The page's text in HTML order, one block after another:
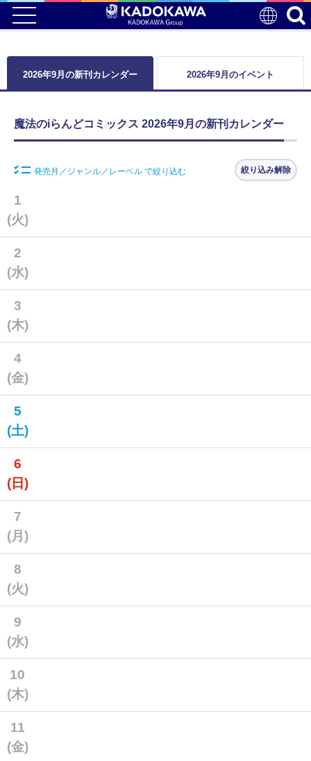
2026年9月の新刊カレンダー 2026年9月のイベント
魔法のiらんどコミックス 2026年9月の新刊カレンダー
発売月／ジャンル／レーベル で絞り込む 絞り込み解除
1
(火)
2
(水)
3
(木)
4
(金)
5
(土)
6
(日)
7
(月)
8
(火)
9
(水)
10
(木)
11
(金)